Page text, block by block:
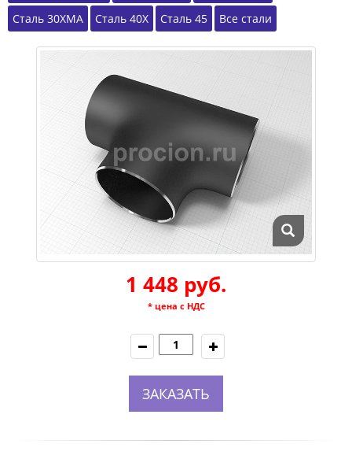
Сталь 30ХМА
Сталь 40Х Сталь 45 Все стали
1 448 руб.
* цена с НДС
ЗАКАЗАТЬ